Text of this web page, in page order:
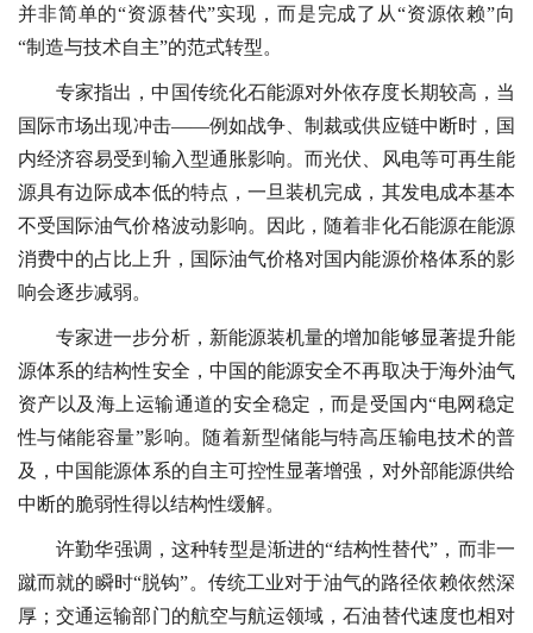
并非简单的“资源替代”实现，而是完成了从“资源依赖”向
“制造与技术自主”的范式转型。
专家指出，中国传统化石能源对外依存度长期较高，当
国际市场出现冲击——例如战争、制裁或供应链中断时，国
内经济容易受到输入型通胀影响。而光伏、风电等可再生能
源具有边际成本低的特点，一旦装机完成，其发电成本基本
不受国际油气价格波动影响。因此，随着非化石能源在能源
消费中的占比上升，国际油气价格对国内能源价格体系的影
响会逐步减弱。
专家进一步分析，新能源装机量的增加能够显著提升能
源体系的结构性安全，中国的能源安全不再取决于海外油气
资产以及海上运输通道的安全稳定，而是受国内“电网稳定
性与储能容量”影响。随着新型储能与特高压输电技术的普
及，中国能源体系的自主可控性显著增强，对外部能源供给
中断的脆弱性得以结构性缓解。
许勤华强调，这种转型是渐进的“结构性替代”，而非一
蹴而就的瞬时“脱钩”。传统工业对于油气的路径依赖依然深
厚；交通运输部门的航空与航运领域，石油替代速度也相对